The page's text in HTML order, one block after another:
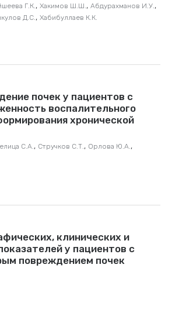
Г.К., Хакимов Ш.Ш., Абдурахманов И.У.,
Д.С., Хабибуллаев К.К.
почек у пациентов с
воспалительного
хронической
С.А., Стручков С.Т., Орлова Ю.А.,
клинических и
у пациентов с
повреждением почек